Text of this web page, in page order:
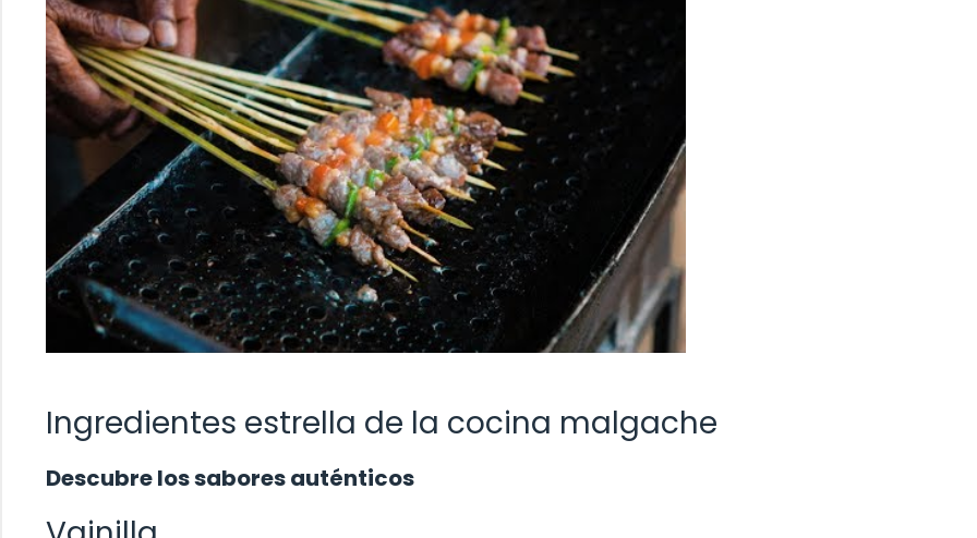
Ingredientes estrella de la cocina malgache
Descubre los sabores auténticos